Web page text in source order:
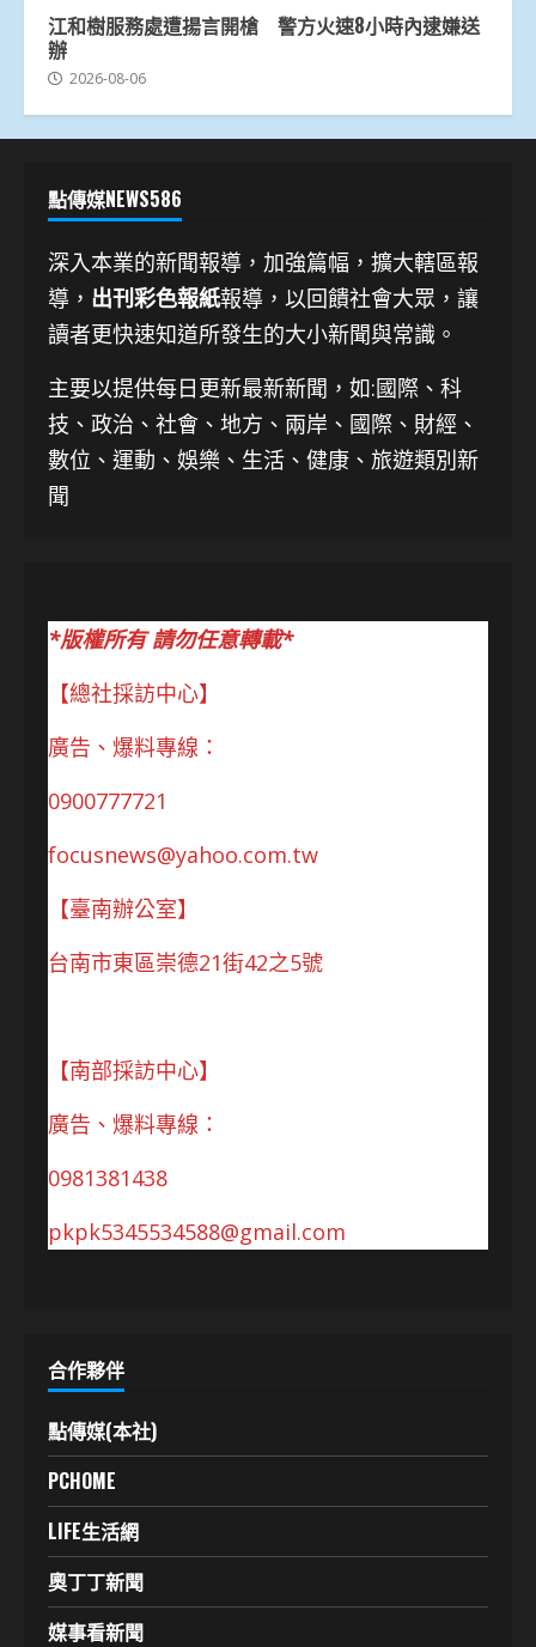
江和樹服務處遭揚言開槍 警方火速8小時內逮嫌送
辦
2026-08-06
點傳媒NEWS586
深入本業的新聞報導，加強篇幅，擴大轄區報
導， 出刊彩色報紙報導，以回饋社會大眾，讓
讀者更快速知道所發生的大小新聞與常識。
主要以提供每日更新最新新聞 ，如:國際、科
技、 政治、社會、地方、兩岸、國際、財經、
數位、運動、娛樂、生活、健康、旅遊類別新
聞
*版權所有 請勿任意轉載*
【總社採訪中心】
廣告、爆料專線：
0900777721
focusnews@yahoo.com.tw
【臺南辦公室】
台南市東區崇德21街42之5號
【南部採訪中心】
廣告、爆料專線：
0981381438
pkpk5345534588@gmail.com
合作夥伴
點傳媒(本社)
PCHOME
LIFE生活網
奧丁丁新聞
媒事看新聞